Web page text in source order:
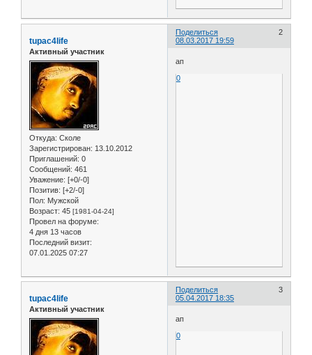
Поделиться
2
08.03.2017 19:59
tupac4life
Активный участник
Откуда: Сколе
Зарегистрирован: 13.10.2012
Приглашений: 0
Сообщений: 461
Уважение: [+0/-0]
Позитив: [+2/-0]
Пол: Мужской
Возраст: 45 [1981-04-24]
Провел на форуме:
4 дня 13 часов
Последний визит:
07.01.2025 07:27
ап
0
Поделиться
3
05.04.2017 18:35
tupac4life
Активный участник
ап
0